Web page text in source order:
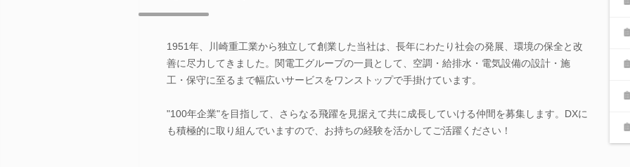
1951年、川崎重工業から独立して創業した当社は、長年にわたり社会の発展、環境の保全と改
善に尽力してきました。関電工グループの一員として、空調・給排水・電気設備の設計・施
工・保守に至るまで幅広いサービスをワンストップで手掛けています。
"100年企業"を目指して、さらなる飛躍を見据えて共に成長していける仲間を募集します。DXに
も積極的に取り組んでいますので、お持ちの経験を活かしてご活躍ください！